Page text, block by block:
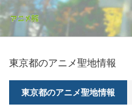
東京都のアニメ聖地情報
東京都のアニメ聖地情報